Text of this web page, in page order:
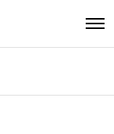
O
p
e